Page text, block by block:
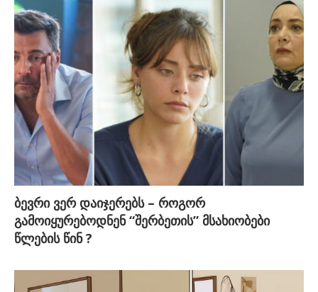
ბევრი ვერ დაიჯერებს – როგორ
გამოიყურებოდნენ “შერბეთის” მსახიობები
წლების წინ ?